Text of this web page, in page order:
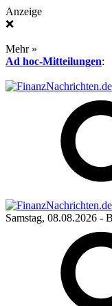
Anzeige
❌
Mehr »
Ad hoc-Mitteilungen:
Samstag, 08.08.2026 -